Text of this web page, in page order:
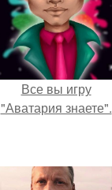
Все вы игру
"Аватария знаете".